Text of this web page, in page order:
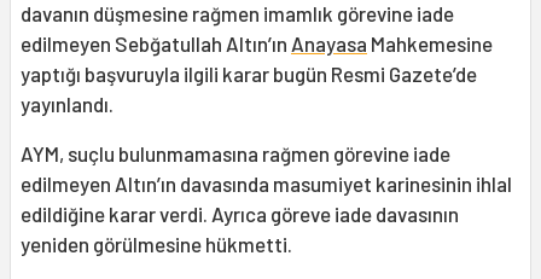
davanın düşmesine rağmen imamlık görevine iade
edilmeyen Sebğatullah Altın’ın Anayasa Mahkemesine
yaptığı başvuruyla ilgili karar bugün Resmi Gazete’de
yayınlandı.
AYM, suçlu bulunmamasına rağmen görevine iade
edilmeyen Altın’ın davasında masumiyet karinesinin ihlal
edildiğine karar verdi. Ayrıca göreve iade davasının
yeniden görülmesine hükmetti.